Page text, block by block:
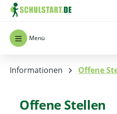
Zum Hauptinhalt springen
Menü
Informationen Offene
Offene Stellen